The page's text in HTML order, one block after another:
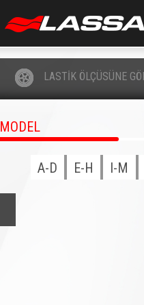
LASTİK ÖLÇÜSÜNE
MODEL
A-D E-H I-M